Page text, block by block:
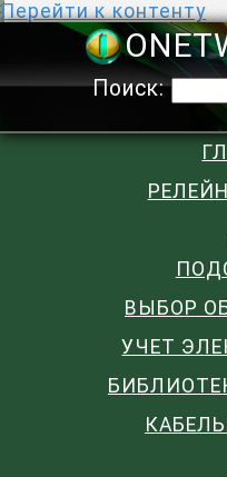
Перейти к контенту
Поиск:
ВЫБОР
УЧЕТ